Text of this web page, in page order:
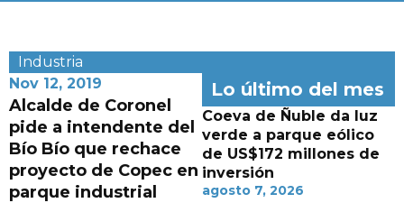
Industria
Nov 12, 2019
Alcalde de Coronel
pide a intendente del
Bío Bío que rechace
proyecto de Copec en
parque industrial
Lo último del mes
Coeva de Ñuble da luz
verde a parque eólico
de US$172 millones de
inversión
agosto 7, 2026